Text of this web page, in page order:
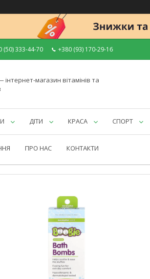
(50) 333-44-70 +380 (93) 170-29-16
магазин вітамінів та
ДІТИ КРАСА СПОРТ
ПРО НАС КОНТАКТИ